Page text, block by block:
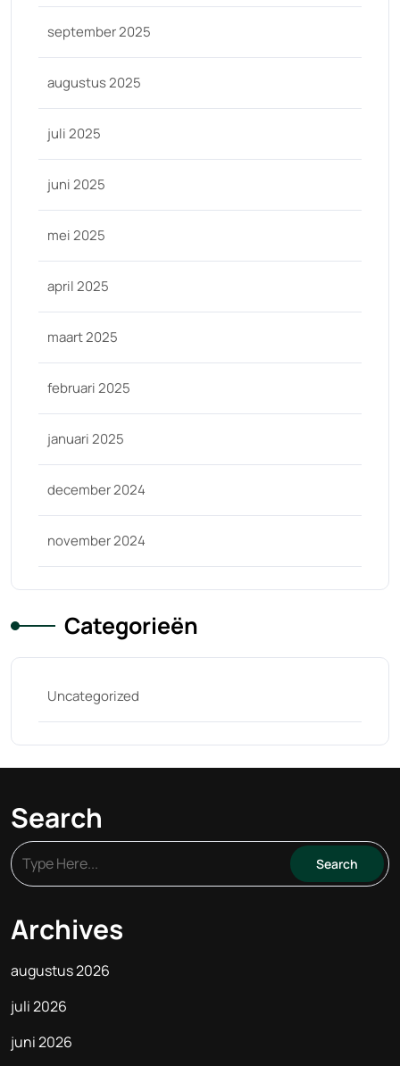
september 2025
augustus 2025
juli 2025
juni 2025
mei 2025
april 2025
maart 2025
februari 2025
januari 2025
december 2024
november 2024
Categorieën
Uncategorized
Search
Archives
augustus 2026
juli 2026
juni 2026